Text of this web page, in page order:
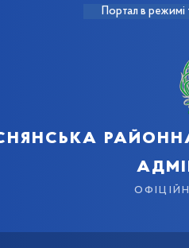
Портал в режимі